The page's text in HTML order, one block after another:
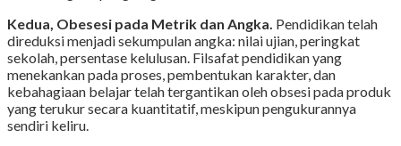
Kedua, Obesesi pada Metrik dan Angka. Pendidikan telah
direduksi menjadi sekumpulan angka: nilai ujian, peringkat
sekolah, persentase kelulusan. Filsafat pendidikan yang
menekankan pada proses, pembentukan karakter, dan
kebahagiaan belajar telah tergantikan oleh obsesi pada produk
yang terukur secara kuantitatif, meskipun pengukurannya
sendiri keliru.